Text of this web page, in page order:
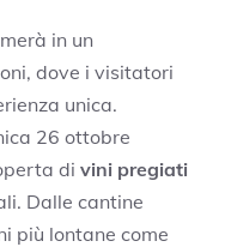
in un
dove i visitatori
unica.
26 ottobre
di vini pregiati
Dalle cantine
più lontane come